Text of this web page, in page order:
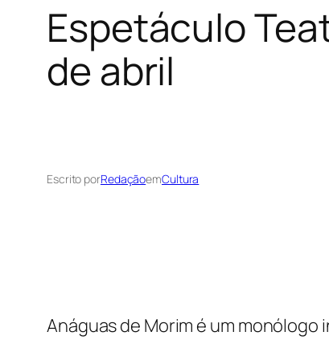
Espetáculo
de abril
Escrito porRedaçãoemCultura
Anáguas de Morim é um